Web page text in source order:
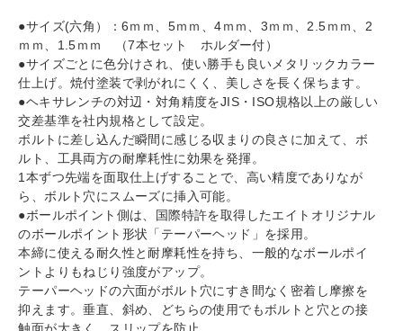
●サイズ(六角）：6ｍｍ、5ｍｍ、4ｍｍ、3ｍｍ、2.5ｍｍ、2
ｍｍ、1.5ｍｍ （7本セット ホルダー付）
●サイズごとに色分けされ、使い勝手も良いメタリックカラー
仕上げ。焼付塗装で剥がれにくく、美しさを長く保ちます。
●ヘキサレンチの対辺・対角精度をJIS・ISO規格以上の厳しい
交差基準を社内規格として設定。
ボルトに差し込んだ瞬間に感じる収まりの良さに加えて、ボ
ルト、工具両方の耐摩耗性に効果を発揮。
1本ずつ先端を面取仕上げすることで、高い精度でありなが
ら、ボルト穴にスムーズに挿入可能。
●ボールポイント側は、国際特許を取得したエイトオリジナル
のボールポイント形状「テーパーヘッド」を採用。
本締に使える耐久性と耐摩耗性を持ち、一般的なボールポイ
ントよりもねじり強度がアップ。
テーパーヘッドの六面がボルト穴にすき間なく密着し摩擦を
抑えます。垂直、斜め、どちらの使用でもボルトと穴との接
触面が大きく、スリップを防止。